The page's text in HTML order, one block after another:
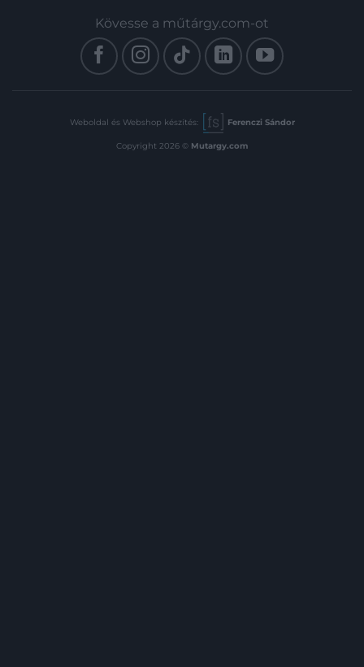
védőborítóban. Jó
kopott kiadói
védőborítóban. Jó példány.
Kövesse a műtárgy.com-ot
Weboldal és Webshop készítés: Ferenczi Sándor
Copyright 2026 © Mutargy.com